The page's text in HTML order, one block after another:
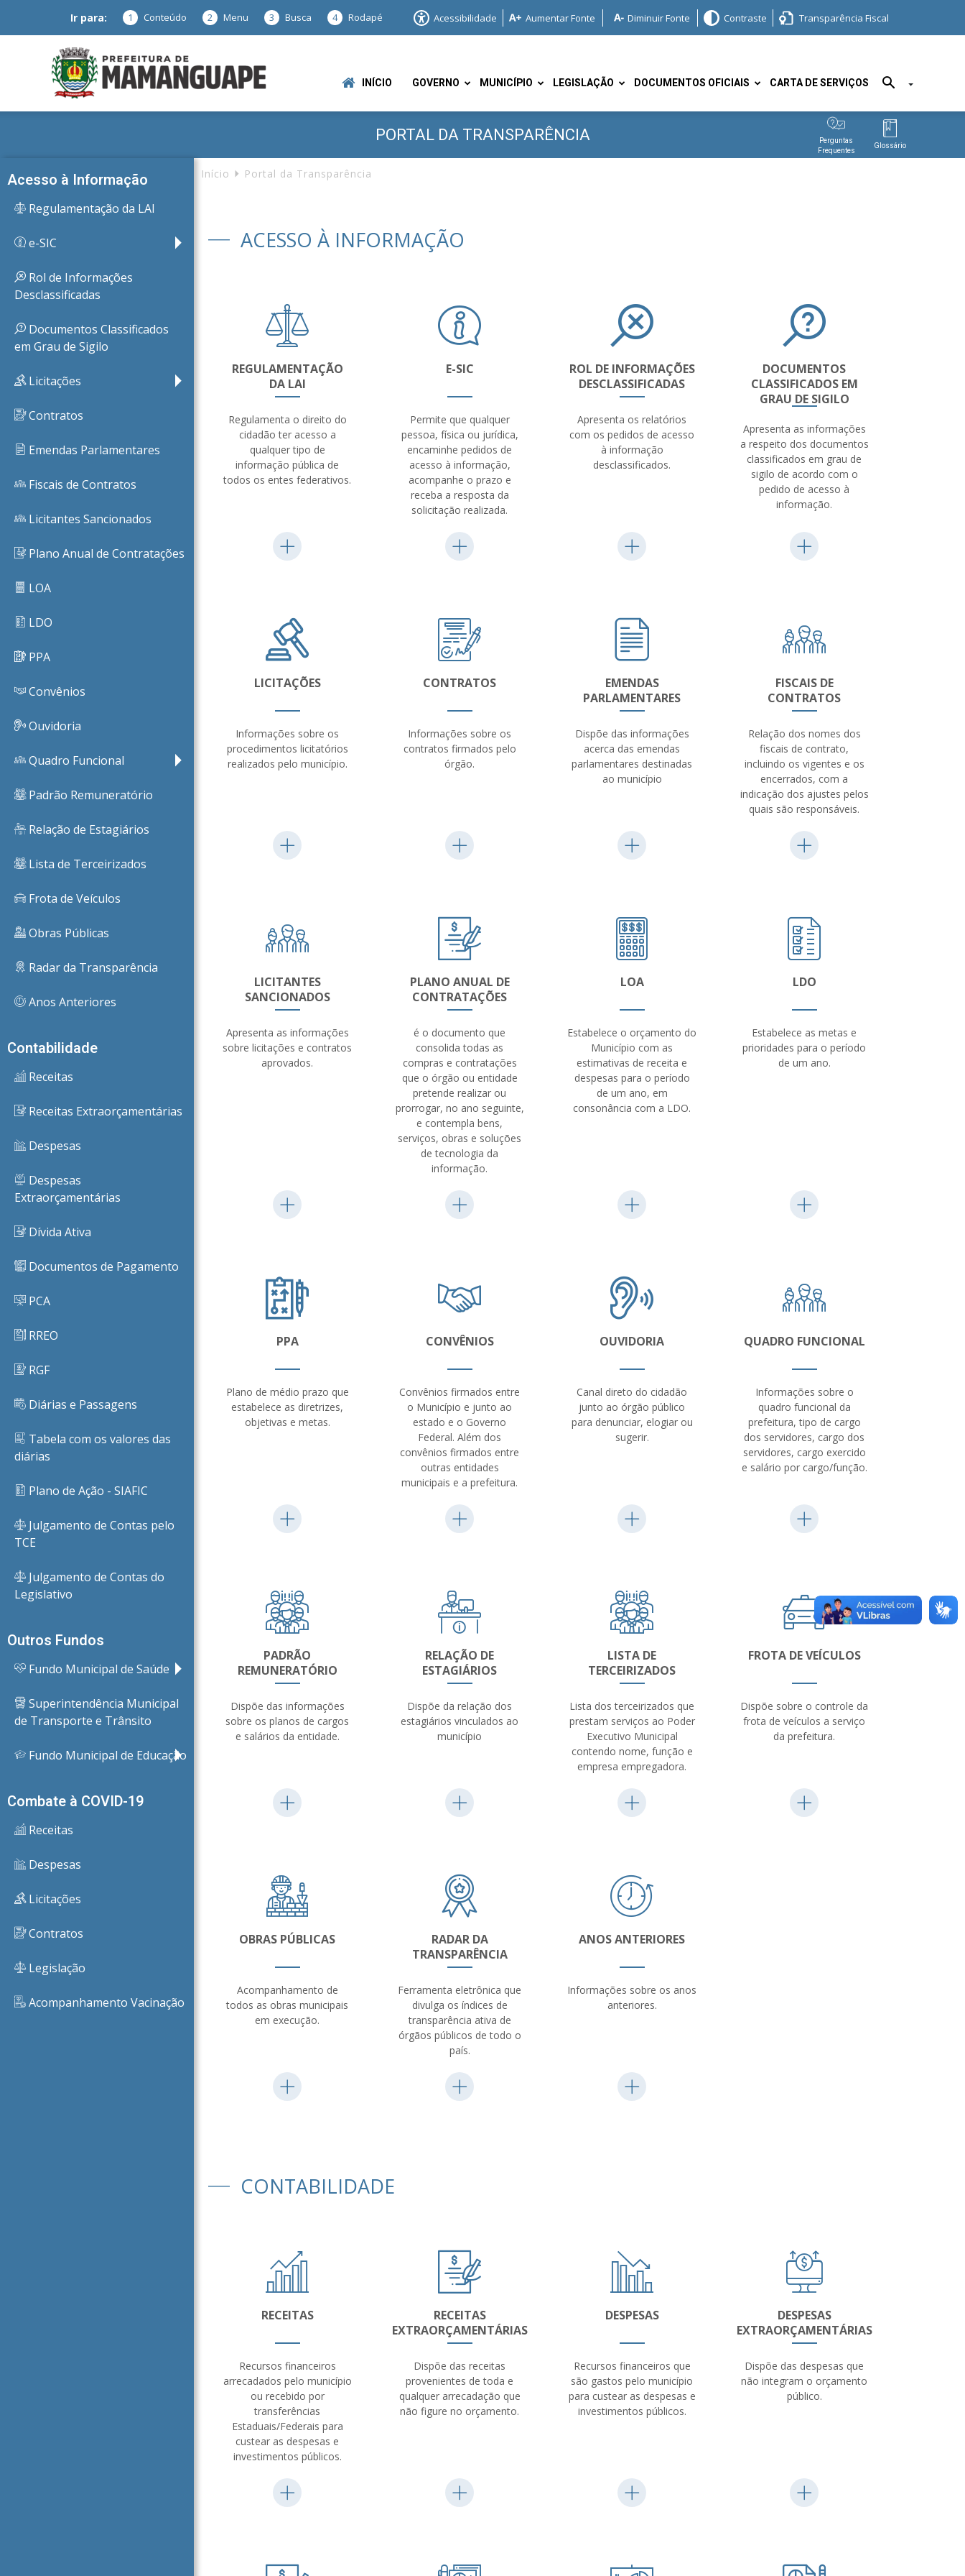
Ir para: 1 Conteúdo 2 Menu 3 Busca 4 Rodapé Acessibilidade Aumentar Fonte Diminuir Fonte Contraste Transparência Fiscal
PB
INÍCIO GOVERNO MUNICÍPIO LEGISLAÇÃO DOCUMENTOS OFICIAIS CARTA DE SERVIÇOS
PORTAL DA TRANSPARÊNCIA
Perguntas
Frequentes
Glossário
Início Portal da Transparência
Acesso à Informação
Regulamentação da LAI
e-SIC
Rol de Informações
Desclassificadas
Documentos Classificados
em Grau de Sigilo
Licitações
Contratos
Emendas Parlamentares
Fiscais de Contratos
Licitantes Sancionados
Plano Anual de Contratações
LOA
LDO
PPA
Convênios
Ouvidoria
Quadro Funcional
Padrão Remuneratório
Relação de Estagiários
Lista de Terceirizados
Frota de Veículos
Obras Públicas
Radar da Transparência
Anos Anteriores
Contabilidade
Receitas
Receitas Extraorçamentárias
Despesas
Despesas
Extraorçamentárias
Dívida Ativa
Documentos de Pagamento
PCA
RREO
RGF
Diárias e Passagens
Tabela com os valores das
diárias
Plano de Ação - SIAFIC
Julgamento de Contas pelo
TCE
Julgamento de Contas do
Legislativo
Outros Fundos
Fundo Municipal de Saúde
Superintendência Municipal
de Transporte e Trânsito
Fundo Municipal de Educação
Combate à COVID-19
Receitas
Despesas
Licitações
Contratos
Legislação
Acompanhamento Vacinação
ACESSO À INFORMAÇÃO
REGULAMENTAÇÃO
DA LAI
Regulamenta o direito do
cidadão ter acesso a
qualquer tipo de
informação pública de
todos os entes federativos.
E-SIC
Permite que qualquer
pessoa, física ou jurídica,
encaminhe pedidos de
acesso à informação,
acompanhe o prazo e
receba a resposta da
solicitação realizada.
ROL DE INFORMAÇÕES
DESCLASSIFICADAS
Apresenta os relatórios
com os pedidos de acesso
à informação
desclassificados.
DOCUMENTOS
CLASSIFICADOS EM
GRAU DE SIGILO
Apresenta as informações
a respeito dos documentos
classificados em grau de
sigilo de acordo com o
pedido de acesso à
informação.
LICITAÇÕES
Informações sobre os
procedimentos licitatórios
realizados pelo município.
CONTRATOS
Informações sobre os
contratos firmados pelo
órgão.
EMENDAS
PARLAMENTARES
Dispõe das informações
acerca das emendas
parlamentares destinadas
ao município
FISCAIS DE
CONTRATOS
Relação dos nomes dos
fiscais de contrato,
incluindo os vigentes e os
encerrados, com a
indicação dos ajustes pelos
quais são responsáveis.
LICITANTES
SANCIONADOS
Apresenta as informações
sobre licitações e contratos
aprovados.
PLANO ANUAL DE
CONTRATAÇÕES
é o documento que
consolida todas as
compras e contratações
que o órgão ou entidade
pretende realizar ou
prorrogar, no ano seguinte,
e contempla bens,
serviços, obras e soluções
de tecnologia da
informação.
LOA
Estabelece o orçamento do
Município com as
estimativas de receita e
despesas para o período
de um ano, em
consonância com a LDO.
LDO
Estabelece as metas e
prioridades para o período
de um ano.
PPA
Plano de médio prazo que
estabelece as diretrizes,
objetivas e metas.
CONVÊNIOS
Convênios firmados entre
o Município e junto ao
estado e o Governo
Federal. Além dos
convênios firmados entre
outras entidades
municipais e a prefeitura.
OUVIDORIA
Canal direto do cidadão
junto ao órgão público
para denunciar, elogiar ou
sugerir.
QUADRO FUNCIONAL
Informações sobre o
quadro funcional da
prefeitura, tipo de cargo
dos servidores, cargo dos
servidores, cargo exercido
e salário por cargo/função.
PADRÃO
REMUNERATÓRIO
Dispõe das informações
sobre os planos de cargos
e salários da entidade.
RELAÇÃO DE
ESTAGIÁRIOS
Dispõe da relação dos
estagiários vinculados ao
município
LISTA DE
TERCEIRIZADOS
Lista dos terceirizados que
prestam serviços ao Poder
Executivo Municipal
contendo nome, função e
empresa empregadora.
FROTA DE VEÍCULOS
Dispõe sobre o controle da
frota de veículos a serviço
da prefeitura.
OBRAS PÚBLICAS
Acompanhamento de
todos as obras municipais
em execução.
RADAR DA
TRANSPARÊNCIA
Ferramenta eletrônica que
divulga os índices de
transparência ativa de
órgãos públicos de todo o
país.
ANOS ANTERIORES
Informações sobre os anos
anteriores.
CONTABILIDADE
RECEITAS
Recursos financeiros
arrecadados pelo município
ou recebido por
transferências
Estaduais/Federais para
custear as despesas e
investimentos públicos.
RECEITAS
EXTRAORÇAMENTÁRIAS
Dispõe das receitas
provenientes de toda e
qualquer arrecadação que
não figure no orçamento.
DESPESAS
Recursos financeiros que
são gastos pelo município
para custear as despesas e
investimentos públicos.
DESPESAS
EXTRAORÇAMENTÁRIAS
Dispõe das despesas que
não integram o orçamento
público.